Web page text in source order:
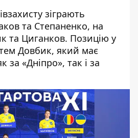
зіграють
та Степаненко, на
та Циганков. Позицію у
Довбик, який має
за «Дніпро», так і за